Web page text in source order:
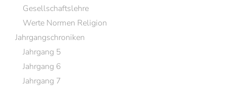
Gesellschaftslehre
Werte Normen Religion
Jahrgangschroniken
Jahrgang 5
Jahrgang 6
Jahrgang 7